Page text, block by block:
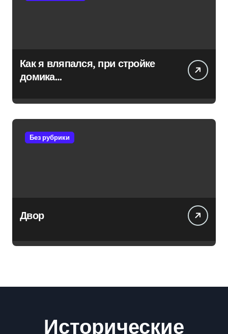
Как я вляпался, при стройке
домика…
Без рубрики
Двор
Исторические